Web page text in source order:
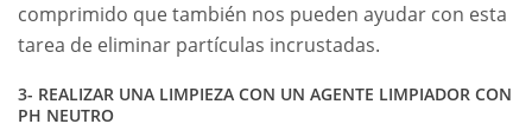
comprimido que también nos pueden ayudar con esta
tarea de eliminar partículas incrustadas.
3- REALIZAR UNA LIMPIEZA CON UN AGENTE LIMPIADOR CON
PH NEUTRO